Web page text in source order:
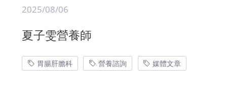
2025/08/06
夏子雯營養師
胃腸肝膽科 營養諮詢 媒體文章